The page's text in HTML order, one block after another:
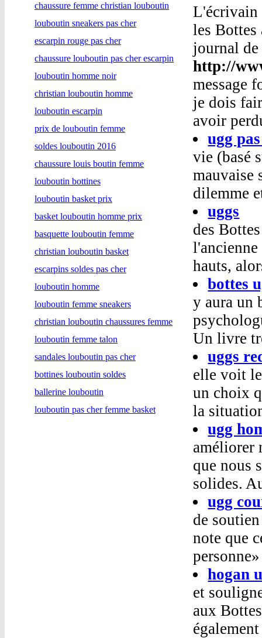
L'écrivain
les Bottes
journal de
http://
message
je dois
avoir
ugg
vie (basé
mauvaise
dilemme
uggs
des
hauts,
bottes
y aura un
Un livre
uggs
elle voit
un choix
la
ugg
améliorer
que nous
solides.
ugg
de
note que
hogan
et
aux
chaussure femme christian louboutin
louboutin sneakers pas cher
escarpin rouge pas cher
chaussure louboutin pas cher escarpin
louboutin homme noir
christian louboutin homme
louboutin escarpin
prix de louboutin femme
soldes louboutin 2016
chaussure louis boutin femme
louboutin bottines
louboutin basket prix
basket louboutin homme prix
basquette louboutin femme
christian louboutin basket
escarpins soldes pas cher
louboutin homme
louboutin femme sneakers
christian louboutin chaussures femme
louboutin femme talon
sandales louboutin pas cher
bottines louboutin soldes
ballerine louboutin
louboutin pas cher femme basket